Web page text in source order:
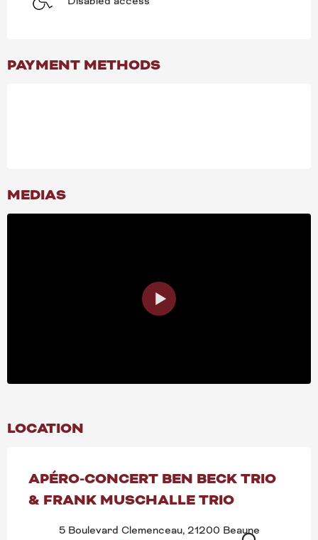
PAYMENT METHODS
MEDIAS
LOCATION
APÉRO-CONCERT BEN BECK TRIO
& FRANK MUSCHALLE TRIO
5 Boulevard Clemenceau, 21200 Beaune